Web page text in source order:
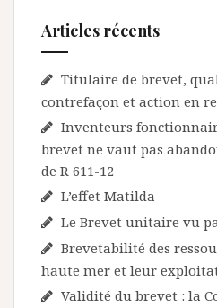
Articles récents
Titulaire de brevet,
contrefaçon et action en
Inventeurs
brevet ne vaut pas
de R 611-12
L’effet Matilda
Le Brevet unitaire vu
Brevetabilité des
haute mer et leur
Validité du brevet : la